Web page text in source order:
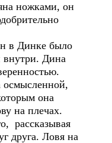
ножками, он
в Динке было
внутри. Дина
осмысленной,
она
на плечах.
рассказывая
друга. Ловя на